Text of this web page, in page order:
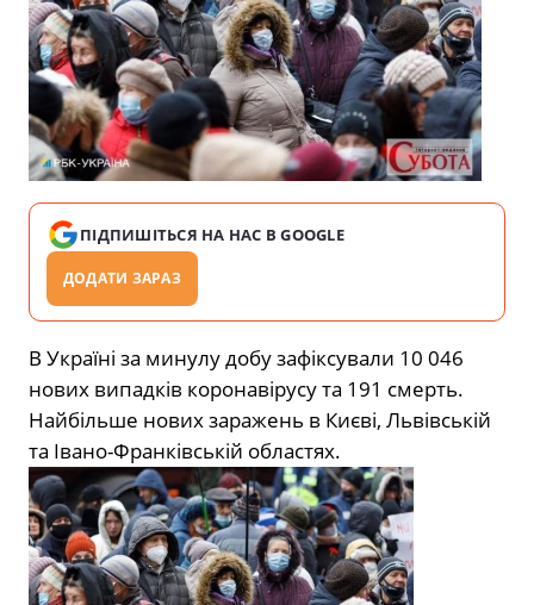
ПІДПИШІТЬСЯ НА НАС В GOOGLE
ДОДАТИ ЗАРАЗ
В Україні за минулу добу зафіксували 10 046
нових випадків коронавірусу та 191 смерть.
Найбільше нових заражень в Києві, Львівській
та Івано-Франківській областях.